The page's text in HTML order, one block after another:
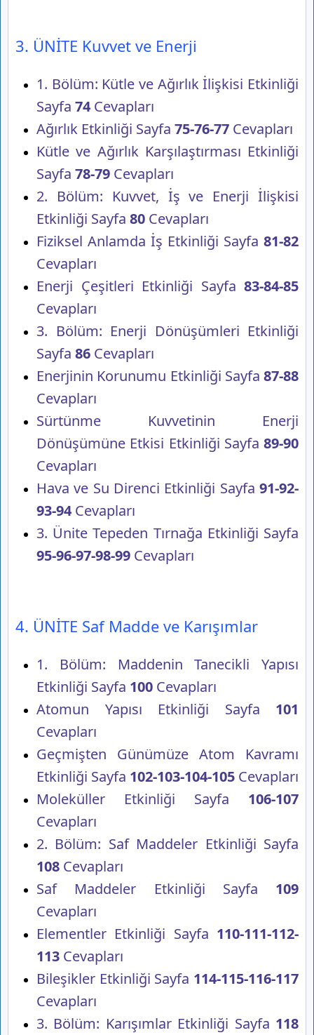
3. ÜNİTE Kuvvet ve Enerji
1. Bölüm: Kütle ve Ağırlık İlişkisi Etkinliği
Sayfa 74 Cevapları
Ağırlık Etkinliği Sayfa 75-76-77 Cevapları
Kütle ve Ağırlık Karşılaştırması Etkinliği
Sayfa 78-79 Cevapları
2. Bölüm: Kuvvet, İş ve Enerji İlişkisi
Etkinliği Sayfa 80 Cevapları
Fiziksel Anlamda İş Etkinliği Sayfa 81-82
Cevapları
Enerji Çeşitleri Etkinliği Sayfa 83-84-85
Cevapları
3. Bölüm: Enerji Dönüşümleri Etkinliği
Sayfa 86 Cevapları
Enerjinin Korunumu Etkinliği Sayfa 87-88
Cevapları
Sürtünme Kuvvetinin Enerji
Dönüşümüne Etkisi Etkinliği Sayfa 89-90
Cevapları
Hava ve Su Direnci Etkinliği Sayfa 91-92-
93-94 Cevapları
3. Ünite Tepeden Tırnağa Etkinliği Sayfa
95-96-97-98-99 Cevapları
4. ÜNİTE Saf Madde ve Karışımlar
1. Bölüm: Maddenin Tanecikli Yapısı
Etkinliği Sayfa 100 Cevapları
Atomun Yapısı Etkinliği Sayfa 101
Cevapları
Geçmişten Günümüze Atom Kavramı
Etkinliği Sayfa 102-103-104-105 Cevapları
Moleküller Etkinliği Sayfa 106-107
Cevapları
2. Bölüm: Saf Maddeler Etkinliği Sayfa
108 Cevapları
Saf Maddeler Etkinliği Sayfa 109
Cevapları
Elementler Etkinliği Sayfa 110-111-112-
113 Cevapları
Bileşikler Etkinliği Sayfa 114-115-116-117
Cevapları
3. Bölüm: Karışımlar Etkinliği Sayfa 118